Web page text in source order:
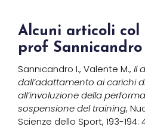
Alcuni articoli col
prof Sannicandro
Sannicandro I., Valente M., Il
dall’adattamento ai carichi
all’involuzione della
sospensione del training,
Scienze dello Sport, 193-194: